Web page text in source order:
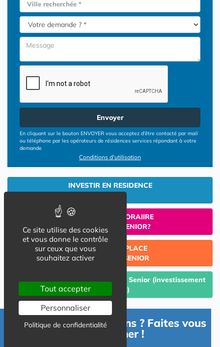
Ville recherchée *
Envoyer
En cliquant sur le bouton ENVOYER vous acceptez d’être contacté par mail
ou téléphone par les opérateurs de résidences services répondant à votre
demande
Conditions d'utilisation
INVESTIR EN RESIDENCE
UN SEJOUR TEMPORAIIRE
EN RESIDENCE SENIOR?
TROUVER UNE PLACE
EN RESIDENCE SENIOR
Céder un lot acquis en Résidence Senior (investissement
Lmp/Lmnp)
Besoin d'informations ? Faites vous
accompagner !
Ce site utilise des cookies
et vous donne le contrôle
sur ceux que vous
souhaitez activer
Tout accepter
Personnaliser
Politique de confidentialité